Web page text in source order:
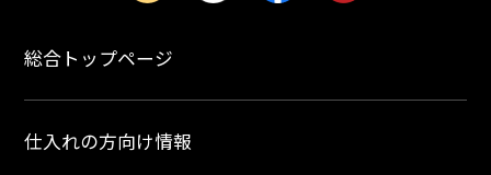
総合トップページ
仕入れの方向け情報